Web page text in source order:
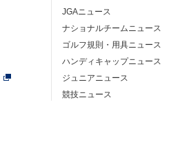
JGAニュース
ナショナルチームニュース
ゴルフ規則・用具ニュース
ハンディキャップニュース
ジュニアニュース
競技ニュース